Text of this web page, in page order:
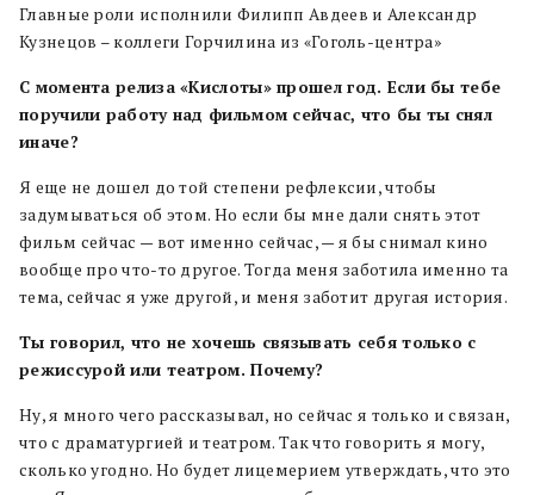
Главные роли исполнили Филипп Авдеев и Александр
Кузнецов – коллеги Горчилина из «Гоголь-центра»
С момента релиза «Кислоты» прошел год. Если бы тебе
поручили работу над фильмом сейчас, что бы ты снял
иначе?
Я еще не дошел до той степени рефлексии, чтобы
задумываться об этом. Но если бы мне дали снять этот
фильм сейчас — вот именно сейчас, — я бы снимал кино
вообще про что-то другое. Тогда меня заботила именно та
тема, сейчас я уже другой, и меня заботит другая история.
Ты говорил, что не хочешь связывать себя только с
режиссурой или театром. Почему?
Ну, я много чего рассказывал, но сейчас я только и связан,
что с драматургией и театром. Так что говорить я могу,
сколько угодно. Но будет лицемерием утверждать, что это